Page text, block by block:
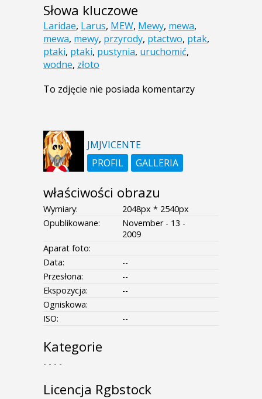
Słowa kluczowe
Laridae, Larus, MEW, Mewy, mewa,
mewa, mewy, przyrody, ptactwo, ptak,
ptaki, ptaki, pustynia, uruchomić,
wodne, złoto
To zdjęcie nie posiada komentarzy
JMJVICENTE
PROFIL
GALLERIA
właściwości obrazu
Wymiary:
2048px * 2540px
Opublikowane:
November - 13 -
2009
Aparat foto:
Data:
--
Przesłona:
--
Ekspozycja:
--
Ogniskowa:
ISO:
--
Kategorie
- - - -
Licencja Rgbstock